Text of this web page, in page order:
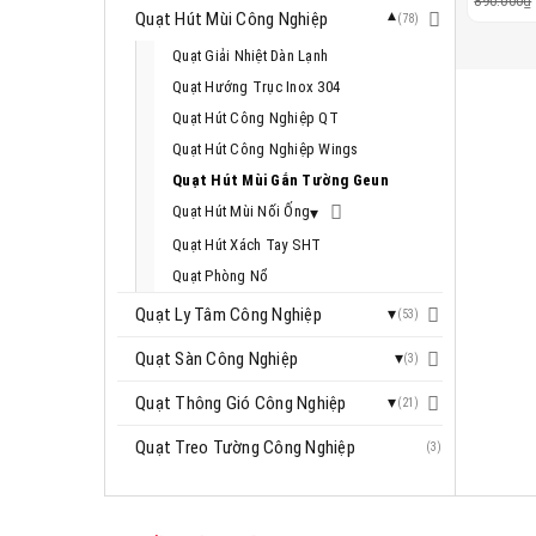
Quạt Hút Mùi Công Nghiệp (78)
Quạt Giải Nhiệt Dàn Lạnh
Quạt Hướng Trục Inox 304
Quạt Hút Công Nghiệp QT
Quạt Hút Công Nghiệp Wings
Quạt Hút Mùi Gắn Tường Geun
Quạt Hút Mùi Nối Ống
Quạt Hút Xách Tay SHT
Quạt Phòng Nổ
Quạt Ly Tâm Công Nghiệp (53)
Quạt Sàn Công Nghiệp (3)
Quạt Thông Gió Công Nghiệp (21)
Quạt Treo Tường Công Nghiệp (3)